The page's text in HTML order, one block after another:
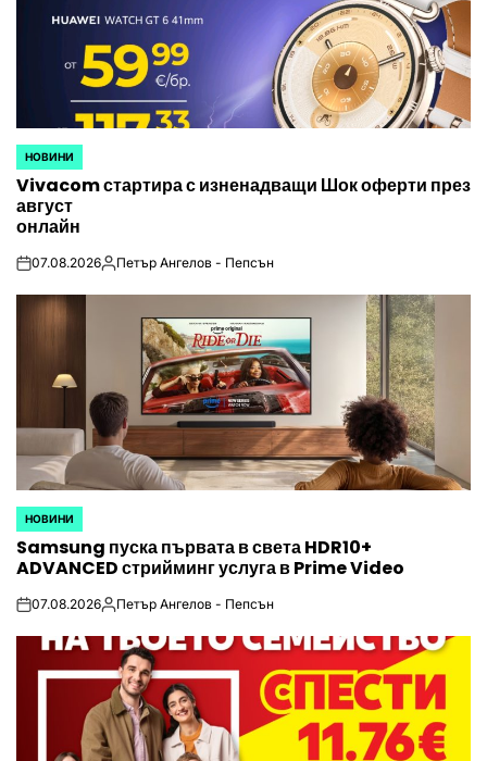
POSTED
IN
НОВИНИ
Vivacom стартира с изненадващи Шок оферти през
август
онлайн
on07.08.2026PostedПетър Ангелов - Пепсън
POSTED
IN
НОВИНИ
Samsung пуска първата в света HDR10+
ADVANCED стрийминг услуга в Prime Video
on07.08.2026PostedПетър Ангелов - Пепсън